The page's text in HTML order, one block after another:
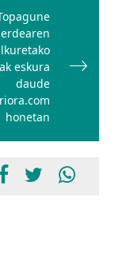
eskura
daude
honetan